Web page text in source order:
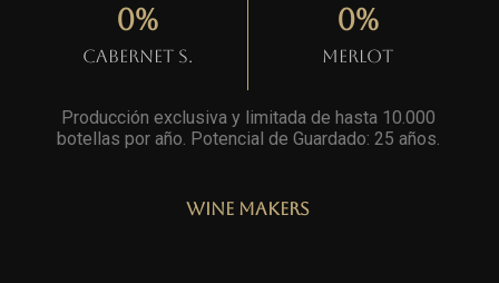
Cabernet S.
0%
Merlot
0%
Producción exclusiva y limitada de hasta 10.000
botellas por año. Potencial de Guardado: 25 años
Wine Makers